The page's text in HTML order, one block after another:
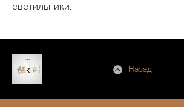
светильники.
Назад